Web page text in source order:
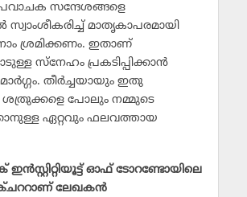
സന്ദേശങ്ങളെ
മാതൃകാപരമായി
ശ്രമിക്കണം. ഇതാണ്
സ്‌നേഹം പ്രകടിപ്പിക്കാന്‍
തീര്‍ച്ചയായും ഇതു
പോലും നമ്മുടെ
ഏറ്റവും ഫലവത്തായ
ഇന്‍സ്റ്റിറ്റിയൂട്ട് ഓഫ് ടോറണ്ടോയിലെ
ലേഖകന്‍